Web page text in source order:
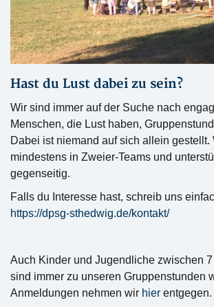
Hast du Lust dabei zu sein?
Wir sind immer auf der Suche nach
Menschen, die Lust haben,
Dabei ist niemand auf sich allein gestellt.
mindestens in Zweier-Teams und
gegenseitig.
Falls du Interesse hast, schreib uns
https://dpsg-sthedwig.de/kontakt/
Auch Kinder und Jugendliche zwischen
sind immer zu unseren Gruppenstunden
Anmeldungen nehmen wir hier entgegen.